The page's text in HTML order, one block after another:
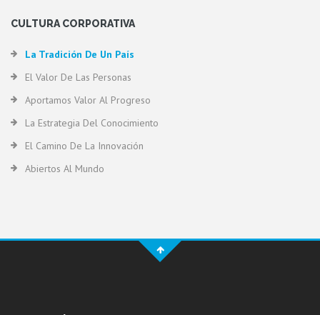
CULTURA CORPORATIVA
La Tradición De Un País
El Valor De Las Personas
Aportamos Valor Al Progreso
La Estrategia Del Conocimiento
El Camino De La Innovación
Abiertos Al Mundo